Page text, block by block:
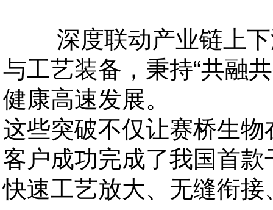
深度联动产业链上下
与工艺装备，秉持“共融
健康高速发展。
这些突破不仅让赛桥生物
客户成功完成了我国首
快速工艺放大、无缝衔